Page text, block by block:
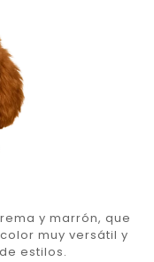
y marrón, que
muy versátil y
estilos.